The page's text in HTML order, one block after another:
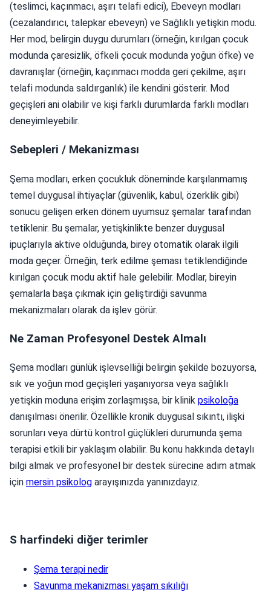
(teslimci, kaçınmacı, aşırı telafi edici), Ebeveyn modları
(cezalandırıcı, talepkar ebeveyn) ve Sağlıklı yetişkin modu.
Her mod, belirgin duygu durumları (örneğin, kırılgan çocuk
modunda çaresizlik, öfkeli çocuk modunda yoğun öfke) ve
davranışlar (örneğin, kaçınmacı modda geri çekilme, aşırı
telafi modunda saldırganlık) ile kendini gösterir. Mod
geçişleri ani olabilir ve kişi farklı durumlarda farklı modları
deneyimleyebilir.
Sebepleri / Mekanizması
Şema modları, erken çocukluk döneminde karşılanmamış
temel duygusal ihtiyaçlar (güvenlik, kabul, özerklik gibi)
sonucu gelişen erken dönem uyumsuz şemalar tarafından
tetiklenir. Bu şemalar, yetişkinlikte benzer duygusal
ipuçlarıyla aktive olduğunda, birey otomatik olarak ilgili
moda geçer. Örneğin, terk edilme şeması tetiklendiğinde
kırılgan çocuk modu aktif hale gelebilir. Modlar, bireyin
şemalarla başa çıkmak için geliştirdiği savunma
mekanizmaları olarak da işlev görür.
Ne Zaman Profesyonel Destek Almalı
Şema modları günlük işlevselliği belirgin şekilde bozuyorsa,
sık ve yoğun mod geçişleri yaşanıyorsa veya sağlıklı
yetişkin moduna erişim zorlaşmışsa, bir klinik psikoloğa
danışılması önerilir. Özellikle kronik duygusal sıkıntı, ilişki
sorunları veya dürtü kontrol güçlükleri durumunda şema
terapisi etkili bir yaklaşım olabilir. Bu konu hakkında detaylı
bilgi almak ve profesyonel bir destek sürecine adım atmak
için mersin psikolog arayışınızda yanınızdayız.
S harfindeki diğer terimler
Şema terapi nedir
Savunma mekanizması yaşam sıkılığı